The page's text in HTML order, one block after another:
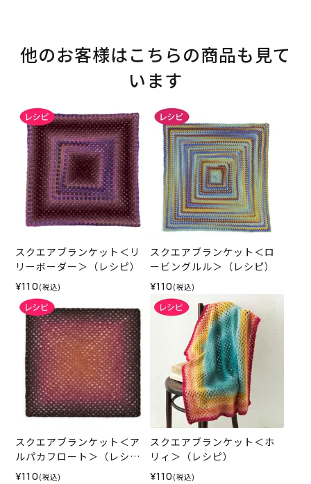
他のお客様はこちらの商品も見て
います
スクエアブランケット＜リ
リーボーダー＞（レシピ）
¥110 (税込)
スクエアブランケット＜ロ
ービングルル＞（レシピ）
¥110 (税込)
スクエアブランケット＜ア
ルパカフロート＞（レシ
ピ）
¥110 (税込)
スクエアブランケット＜ホ
リィ＞（レシピ）
¥110 (税込)